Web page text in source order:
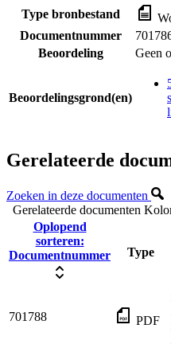
Type bronbestand
Documentnummer
Beoordeling
Geen
Beoordelingsgrond(en)
Gerelateerde
Zoeken in deze documenten
Gerelateerde documenten
Oplopend
sorteren:
Documentnummer
Type
701788 PDF